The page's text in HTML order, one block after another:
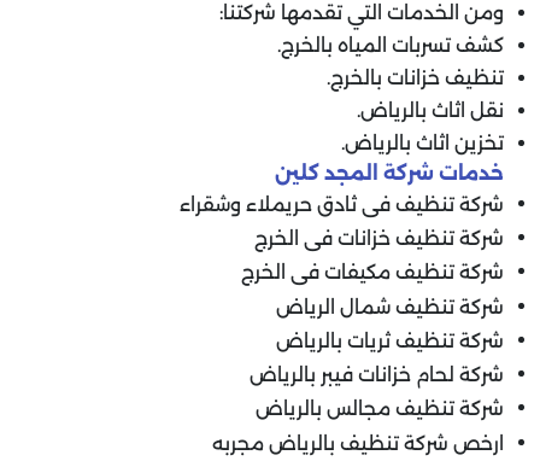
ومن الخدمات التي تقدمها شركتنا:
كشف تسربات المياه بالخرج.
تنظيف خزانات بالخرج.
نقل اثاث بالرياض.
تخزين اثاث بالرياض.
خدمات شركة المجد كلين
شركة تنظيف فى ثادق حريملاء وشقراء
شركة تنظيف خزانات فى الخرج
شركة تنظيف مكيفات فى الخرج
شركة تنظيف شمال الرياض
شركة تنظيف ثريات بالرياض
شركة لحام خزانات فيبر بالرياض
شركة تنظيف مجالس بالرياض
ارخص شركة تنظيف بالرياض مجربه